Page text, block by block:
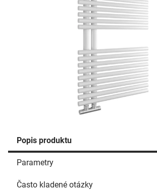
Popis produktu
Parametry
Často kladené otázky